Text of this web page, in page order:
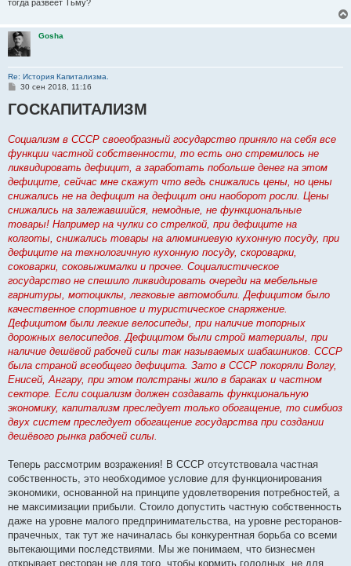
тогда развеет Тьму?
Gosha
Re: История Капитализма.
С
о
б
н
и
е
30 сен 2018, 11:16
ГОСКАПИТАЛИЗМ
Социализм в СССР своеобразный государство приняло на себя все
функции частной собственности, то есть оно стремилось не
ликвидировать дефицит, а заработать побольше денег на этом
дефиците, сейчас мне скажут что ведь снижались цены, но цены
снижались не на дефицит на дефицит они наоборот росли. Цены
снижались на залежавшийся, немодные, не функциональные
товары! Например на чулки со стрелкой, при дефиците на
колготы, снижались товары на алюминиевую кухонную посуду, при
дефиците на технологичную кухонную посуду, скороварки,
соковарки, соковыжималки и прочее. Социалистическое
государство не спешило ликвидировать очереди на мебельные
гарнитуры, мотоциклы, легковые автомобили. Дефицитом было
качественное спортивное и туристическое снаряжение.
Дефицитом были легкие велосипеды, при наличие топорных
дорожных велосипедов. Дефицитом были строй материалы, при
наличие дешёвой рабочей силы так называемых шабашников. СССР
была страной всеобщего дефицита. Зато в СССР покоряли Волгу,
Енисей, Ангару, при этом полстраны жило в бараках и частном
секторе. Если социализм должен создавать функциональную
экономику, капитализм преследует только обогащение, то симбиоз
двух систем преследует обогащение государства при создании
дешёвого рынка рабочей силы.
Теперь рассмотрим возражения! В СССР отсутствовала частная
собственность, это необходимое условие для функционирования
экономики, основанной на принципе удовлетворения потребностей, а
не максимизации прибыли. Стоило допустить частную собственность
даже на уровне малого предпринимательства, на уровне ресторанов-
прачечных, так тут же начиналась бы конкурентная борьба со всеми
вытекающими последствиями. Мы же понимаем, что бизнесмен
открывает ресторан не для того, чтобы кормить голодных, не для